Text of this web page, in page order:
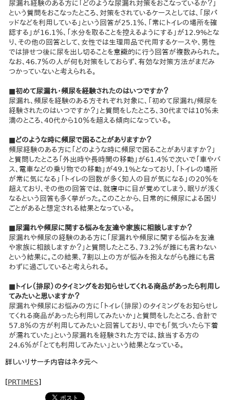
尿漏れ経験のある方に「どのような尿漏れ対策をおこなっているか？」
という質問をおこなったところ、対策をされているケースとしては、「尿パ
ッドなどを利用している」という回答が25.1％、「常にトイレの場所を確
認する」が16.1％、「水分を取ることを控えるようにする」が12.9%とな
り、その他の回答として、女性では生理用品で代用するケースや、男性
では排せつ後に尿を出し切ることを意識的に行う回答が複数みられた。
なお、46.7％の人が何も対策をしておらず、有効な対策方法がまだみ
つかっていないと考えられる。
■初めて尿漏れ・頻尿を経験されたのはいつですか？
尿漏れ、頻尿を経験のある方それぞれ対象に、「初めて尿漏れ/頻尿を
経験されたのはいつですか？」と質問をしたところ、30代までは10％未
満のところ、40代から10％を超える傾向になっている。
■どのような時に頻尿で困ることがありますか？
頻尿経験のある方に「どのような時に頻尿で困ることがありますか？」
と質問したところ「外出時や長時間の移動」が61.4％で次いで「車やバ
ス、電車などの乗り物での移動」が49.1%となっており、「トイレの場所
が常に気になる」「トイレの回数が多く知人の目が気になる」の20％を
超えており、その他の回答では、就寝中に目が覚めてしまう、眠りが浅く
なるという回答も多く挙がった。このことから、日常的に頻尿による困り
ごとがあると想定される結果となっている。
■尿漏れや頻尿に関する悩みを友達や家族に相談しますか？
尿漏れや頻尿の経験のある方に「尿漏れや頻尿に関する悩みを友達
や家族に相談しますか？」と質問したところ、73.2％が誰にも言わない
という結果に。この結果、７割以上の方が悩みを抱えながらも誰にも言
わずに過ごしていると考えられる。
■トイレ（排尿）のタイミングをお知らせしてくれる商品があったら利用し
てみたいと思いますか？
尿漏れや頻尿にお悩みの方に「トイレ（排尿）のタイミングをお知らせし
てくれる商品があったら利用してみたいか」と質問をしたところ、合計で
57.8％の方が利用してみたいと回答しており、中でも「気づいたら下着
が濡れていた」という尿漏れを経験された方では、該当する方の
24.6％が「とても利用してみたい」という結果となっている。
詳しいリサーチ内容はネタ元へ
[PRTIMES]